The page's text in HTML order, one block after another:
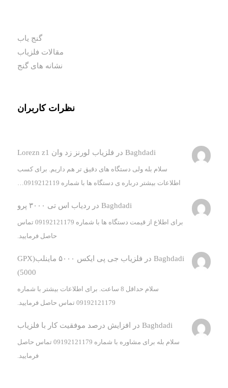
گنج یاب
مقالات فلزیاب
نشانه های گنج
نظرات کاربران
Baghdadi در فلزیاب لورنز زد وان Lorezn z1
سلام بله ولی دستگاه های دقیق تر هم داریم. برای کسب
اطلاعات بیشتر درباره ی دستگاه ها با شماره 0919212119…
Baghdadi درردیاب اس تی ۳۰۰۰ پرو
برای اطلاع از قیمت دستگاه ها با شماره 09192121179 تماس
حاصل فرمایید.
Baghdadi در
فلزیاب جی پی ایکس ۵۰۰۰ ماینلب(GPX
5000)
سلام حداقل 8 ساعت. برای اطلاعات بیشتر با شماره
09192121179 تماس حاصل فرمایید.
Baghdadi در افزایش درصد موفقیت کار با فلزیاب
سلام بله برای مشاوره با شماره 09192121179 تماس حاصل
فرمایید.